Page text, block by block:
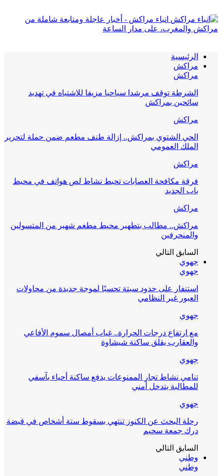
انباء مراكش - أخبار عاجلة ومتابعة شاملة من
مراكش والمغرب، على مدار الساعة
الرئيسية
مراكش
مراكش
الشرطة توقف مرشدا سياحيا مزيفا للاشتباه في تهديد
سائحين بمراكش
مراكش
الحي الشتوي بمراكش.. إزالة طنف مطعم ضمن حملة لتحرير
الملك العمومي
مراكش
فرقة مكافحة العصابات تحبط نشاط لص هواتف في محيط
باب الجديد
مراكش
مراكش.. مطالب بتطهير محيط مطعم شهير من المتسولين
والمنحرفين
السابق التالي
جهوي
جهوي
استنفار على حدود سبتة تحسبًا لموجة جديدة من محاولات
العبور غير النظامي
جهوي
مع ارتفاع درجات الحرارة.. غياب أمصال سموم الأفاعي
والعقارب يقلق ساكنة شيشاوة
جهوي
تنامي نشاط تجار الممنوعات يدفع ساكنة أحياء بآسفي
للمطالبة بتدخل أمني
جهوي
رحلة البحث عن الكنوز تنتهي بسقوط ستة أشخاص في قبضة
درك جمعة سحيم
السابق التالي
وطني
وطني